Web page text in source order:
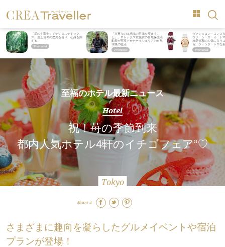
「星のや富士」でデジタルデトック
ス。冨士信仰の歴史を辿り、心身を調
える。
「大事なのは地域の意識を変えるこ
と」。ロレックス賞受賞の自然保護活
動家が実現させたナイジェリアの自然
環境の復活
ヴァシュロン・コンス
ヴァーシーズ・オート
旅愛好家のお気に入り
ら、ジェンダーレスな
至福のホテル最新ニュース
Hotel
祝！苺の季節到来
都内人気ホテル4軒のイチゴフェア”♡
Tokyo
Share it
さまざまに趣向を凝らしたグルメイベントや宿泊
プランが登場！